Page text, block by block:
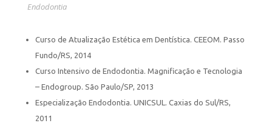
Endodontia
Curso de Atualização Estética em Dentística. CEEOM. Passo
Fundo/RS, 2014
Curso Intensivo de Endodontia. Magnificação e Tecnologia
– Endogroup. São Paulo/SP, 2013
Especialização Endodontia. UNICSUL. Caxias do Sul/RS,
2011